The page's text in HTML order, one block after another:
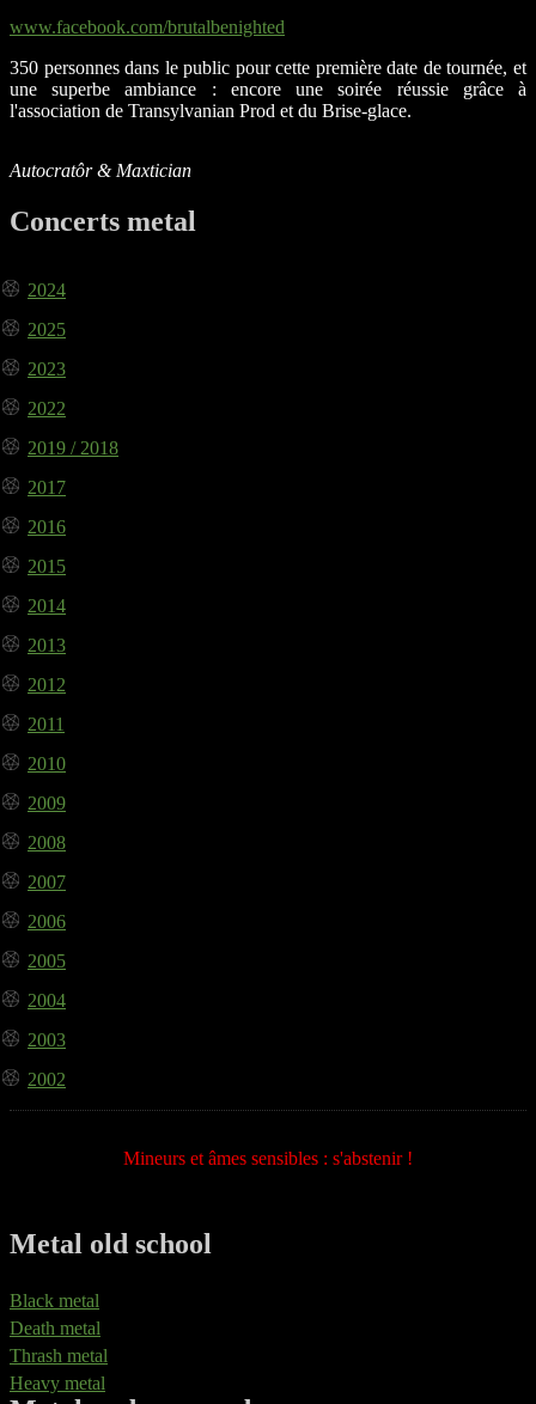
www.facebook.com/brutalbenighted
350 personnes dans le public pour cette première date de tournée, et
une superbe ambiance : encore une soirée réussie grâce à
l'association de Transylvanian Prod et du Brise-glace.
Autocratôr & Maxtician
Concerts metal
2024
2025
2023
2022
2019 / 2018
2017
2016
2015
2014
2013
2012
2011
2010
2009
2008
2007
2006
2005
2004
2003
2002
Mineurs et âmes sensibles : s'abstenir !
Metal old school
Black metal
Death metal
Thrash metal
Heavy metal